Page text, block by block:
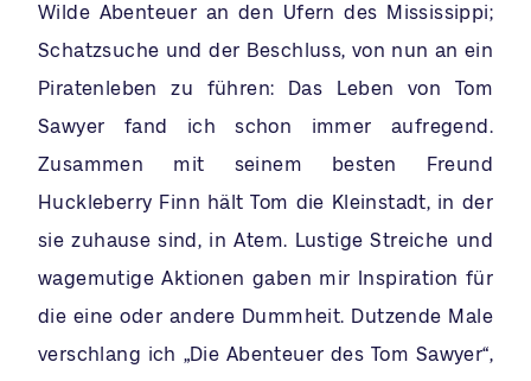
Wilde Abenteuer an den Ufern des Mississippi;
Schatzsuche und der Beschluss, von nun an ein
Piratenleben zu führen: Das Leben von Tom
Sawyer fand ich schon immer aufregend.
Zusammen mit seinem besten Freund
Huckleberry Finn hält Tom die Kleinstadt, in der
sie zuhause sind, in Atem. Lustige Streiche und
wagemutige Aktionen gaben mir Inspiration für
die eine oder andere Dummheit. Dutzende Male
verschlang ich „Die Abenteuer des Tom Sawyer“,